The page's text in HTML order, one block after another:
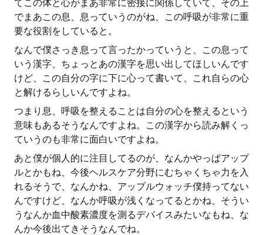
てこの体と心がまあ非常に密接に関係していて、その上
でまあこの息、息っていうのがね、この呼吸が非常に重
要な役割をしていると。
なんで僕さっき息って言ったかっていうと、この息って
いう漢字、ちょっとあの漢字を思い出してほしいんです
けど、この自分の字に下に心って書いて、これ自らの心
と解けるらしいんですよね。
つまり息、呼吸を整えることは自分の心を整えるという
意味もあるそうなんですよね。この漢字から読み解くっ
ていうのも非常に面白いですよね。
あと僕が個人的に注目してるのが、なんかやっぱアップ
ルとかもね、今後ヘルスケア分野にむちゃくちゃ力を入
れるそうで、なんかね、アップルウォッチ僕持ってない
んですけど、なんか呼吸が浅くなってるとかね、そうい
うなんか血中酸素濃度を測るデバイスみたいなもね、な
んか今後出てきそうなんでね。